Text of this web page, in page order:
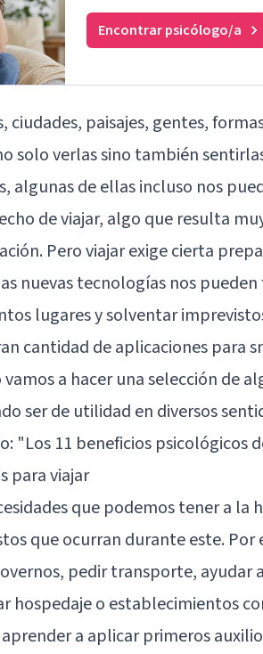
Encontrar psicólogo/a
ciudades, paisajes, gentes,
solo verlas sino también
algunas de ellas incluso nos
de viajar, algo que resulta
Pero viajar exige cierta
nuevas tecnologías nos
lugares y solventar
cantidad de aplicaciones para
a hacer una selección de
ser de utilidad en diversos
"Los 11 beneficios psicológicos
para viajar
que podemos tener a la
que ocurran durante este.
pedir transporte, ayudar
hospedaje o establecimientos
a aplicar primeros